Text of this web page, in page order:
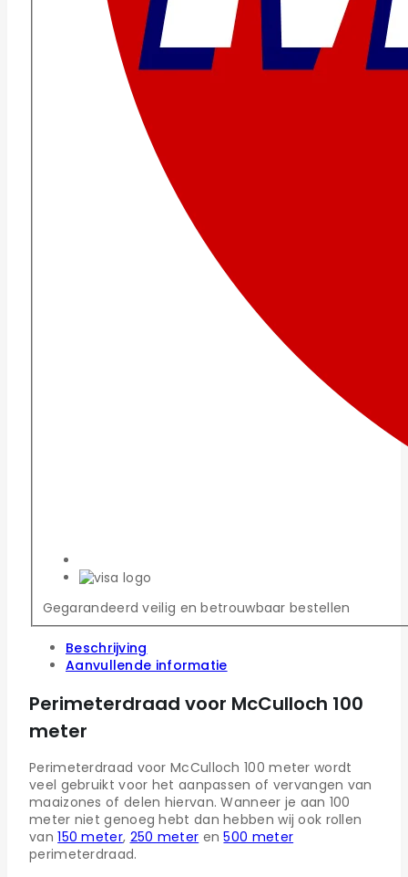
Gegarandeerd veilig en betrouwbaar bestellen
Beschrijving
Aanvullende informatie
Perimeterdraad voor McCulloch 100
meter
Perimeterdraad voor McCulloch 100 meter wordt
veel gebruikt voor het aanpassen of vervangen van
maaizones of delen hiervan. Wanneer je aan 100
meter niet genoeg hebt dan hebben wij ook rollen
van150 meter, 250 meter en500 meter
perimeterdraad.